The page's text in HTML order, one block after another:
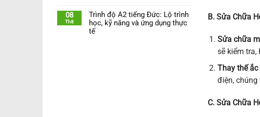
08
Th8
Trình độ A2 tiếng Đức: Lộ trình
học, kỹ năng và ứng dụng thực
tế
B. Sửa Chữa
Sửa chữa
sẽ kiểm
Thay thế
điện,
C. Sửa Chữa